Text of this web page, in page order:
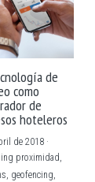
de
como
de
hoteleros
de 2018·
proximidad,
geofencing,